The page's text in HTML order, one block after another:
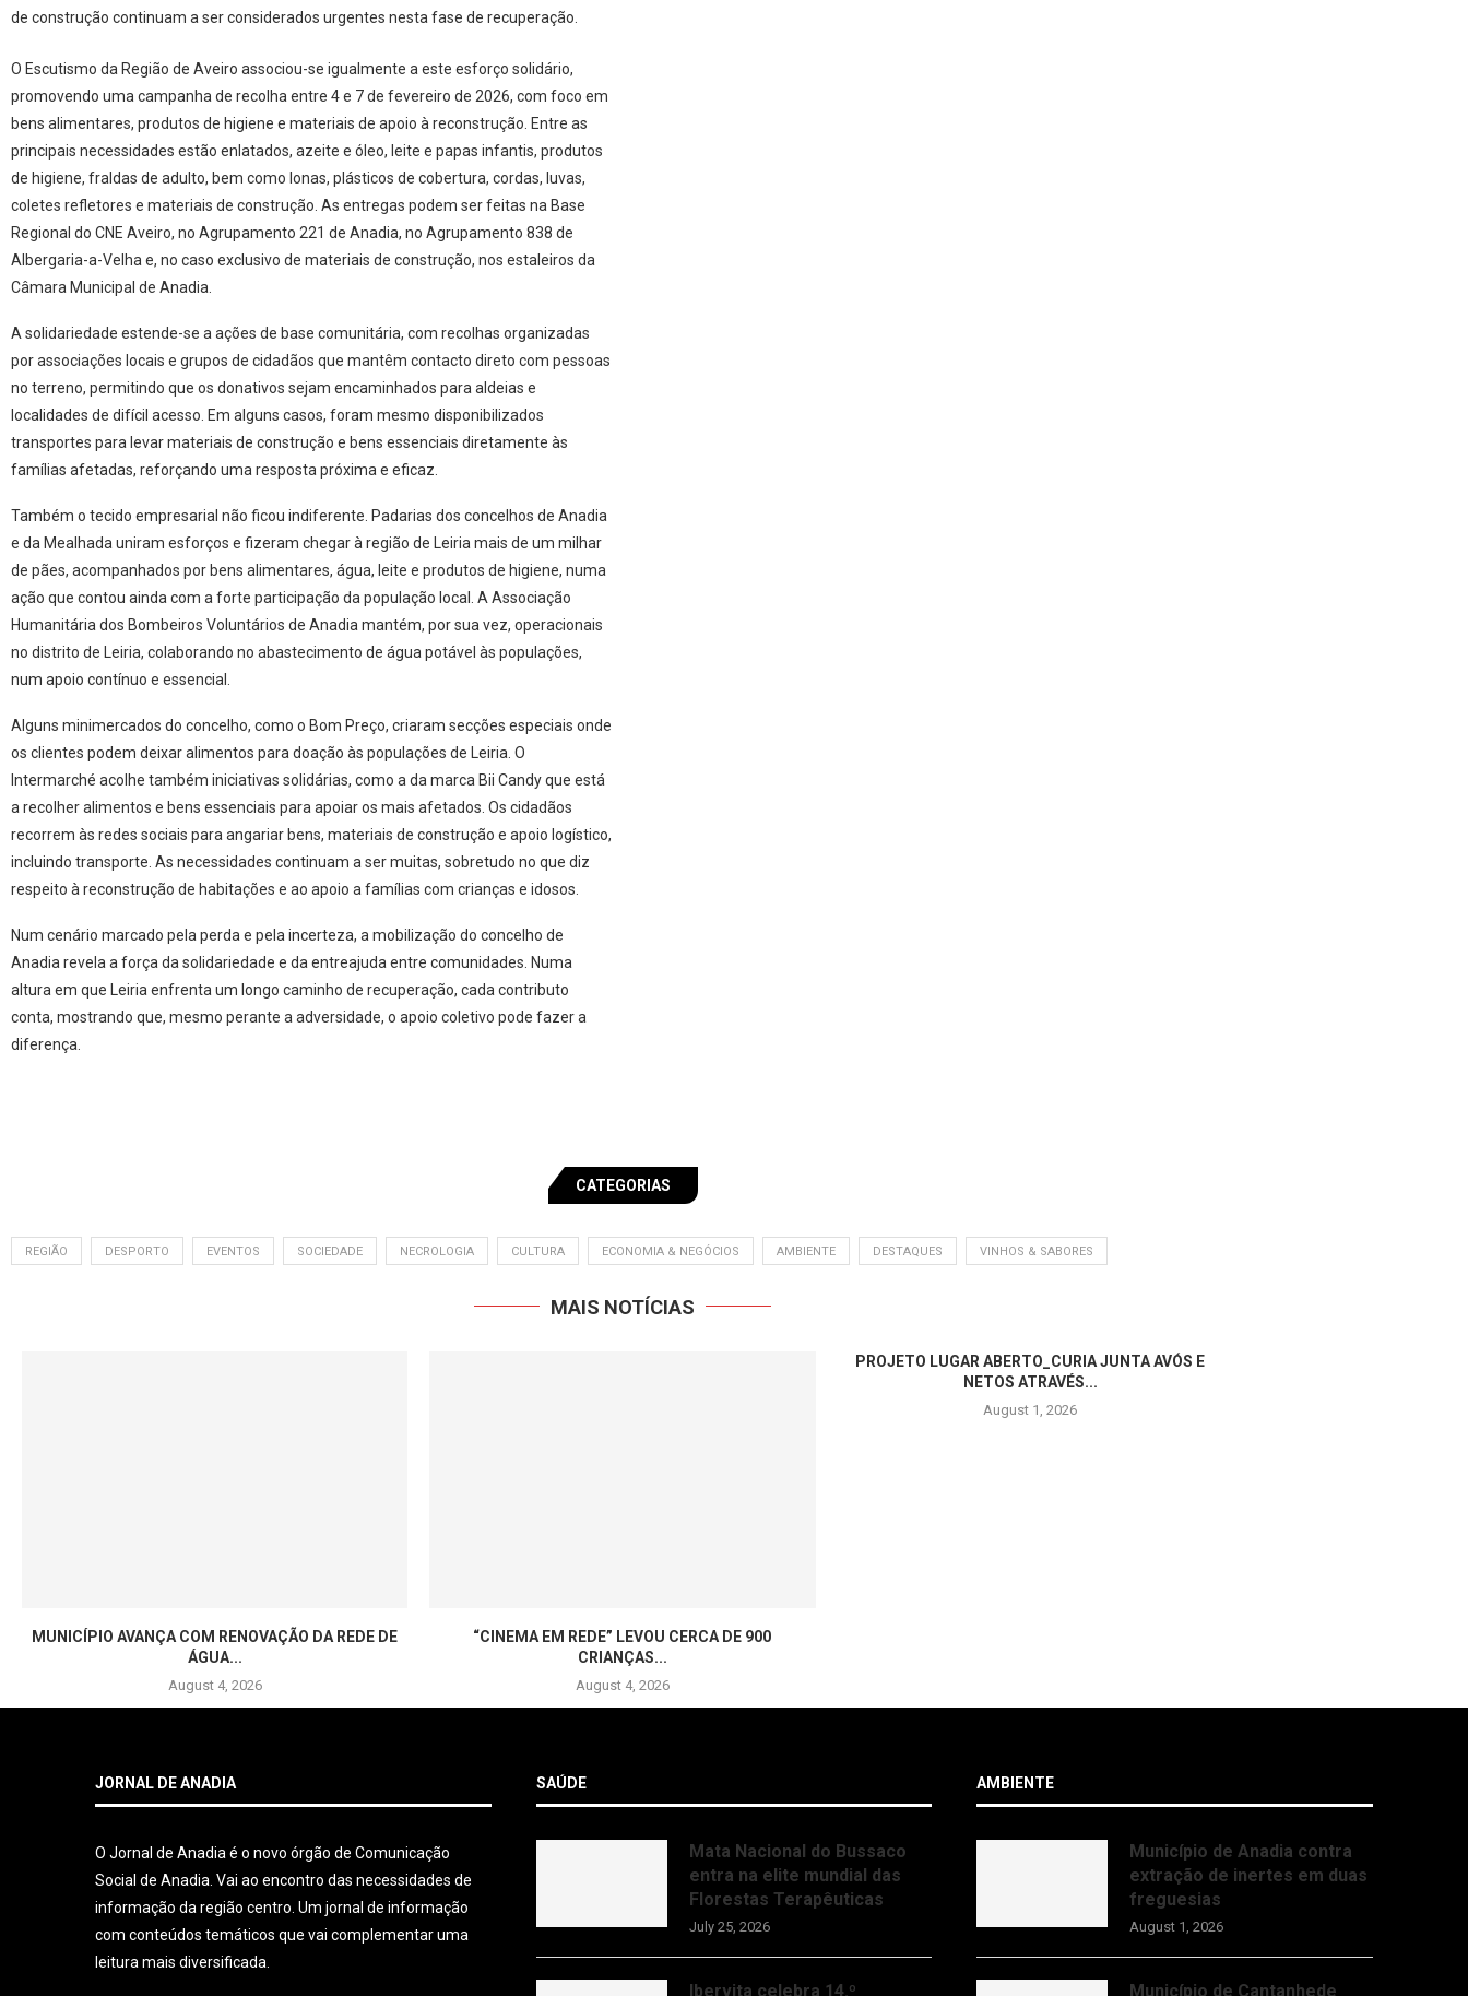
de construção continuam a ser considerados urgentes nesta fase de recuperação.
O Escutismo da Região de Aveiro associou-se igualmente a este esforço solidário,
promovendo uma campanha de recolha entre 4 e 7 de fevereiro de 2026, com foco em
bens alimentares, produtos de higiene e materiais de apoio à reconstrução. Entre as
principais necessidades estão enlatados, azeite e óleo, leite e papas infantis, produtos
de higiene, fraldas de adulto, bem como lonas, plásticos de cobertura, cordas, luvas,
coletes refletores e materiais de construção. As entregas podem ser feitas na Base
Regional do CNE Aveiro, no Agrupamento 221 de Anadia, no Agrupamento 838 de
Albergaria-a-Velha e, no caso exclusivo de materiais de construção, nos estaleiros da
Câmara Municipal de Anadia.
A solidariedade estende-se a ações de base comunitária, com recolhas organizadas
por associações locais e grupos de cidadãos que mantêm contacto direto com pessoas
no terreno, permitindo que os donativos sejam encaminhados para aldeias e
localidades de difícil acesso. Em alguns casos, foram mesmo disponibilizados
transportes para levar materiais de construção e bens essenciais diretamente às
famílias afetadas, reforçando uma resposta próxima e eficaz.
Também o tecido empresarial não ficou indiferente. Padarias dos concelhos de Anadia
e da Mealhada uniram esforços e fizeram chegar à região de Leiria mais de um milhar
de pães, acompanhados por bens alimentares, água, leite e produtos de higiene, numa
ação que contou ainda com a forte participação da população local. A Associação
Humanitária dos Bombeiros Voluntários de Anadia mantém, por sua vez, operacionais
no distrito de Leiria, colaborando no abastecimento de água potável às populações,
num apoio contínuo e essencial.
Alguns minimercados do concelho, como o Bom Preço, criaram secções especiais onde
os clientes podem deixar alimentos para doação às populações de Leiria. O
Intermarché acolhe também iniciativas solidárias, como a da marca Bii Candy que está
a recolher alimentos e bens essenciais para apoiar os mais afetados. Os cidadãos
recorrem às redes sociais para angariar bens, materiais de construção e apoio logístico,
incluindo transporte. As necessidades continuam a ser muitas, sobretudo no que diz
respeito à reconstrução de habitações e ao apoio a famílias com crianças e idosos.
Num cenário marcado pela perda e pela incerteza, a mobilização do concelho de
Anadia revela a força da solidariedade e da entreajuda entre comunidades. Numa
altura em que Leiria enfrenta um longo caminho de recuperação, cada contributo
conta, mostrando que, mesmo perante a adversidade, o apoio coletivo pode fazer a
diferença.
CATEGORIAS
REGIÃO DESPORTO EVENTOS SOCIEDADE NECROLOGIA CULTURA ECONOMIA & NEGÓCIOS AMBIENTE DESTAQUES VINHOS & SABORES
MAIS NOTÍCIAS
MUNICÍPIO AVANÇA COM RENOVAÇÃO DA REDE DE
ÁGUA...
August 4, 2026
“CINEMA EM REDE” LEVOU CERCA DE 900
CRIANÇAS...
August 4, 2026
PROJETO LUGAR ABERTO_CURIA JUNTA AVÓS E
NETOS ATRAVÉS...
August 1, 2026
JORNAL DE ANADIA
O Jornal de Anadia é o novo órgão de Comunicação
Social de Anadia. Vai ao encontro das necessidades de
informação da região centro. Um jornal de informação
com conteúdos temáticos que vai complementar uma
leitura mais diversificada.
SAÚDE
Mata Nacional do Bussaco
entra na elite mundial das
Florestas Terapêuticas
July 25, 2026
Ibervita celebra 14.º
AMBIENTE
Município de Anadia contra
extração de inertes em duas
freguesias
August 1, 2026
Município de Cantanhede